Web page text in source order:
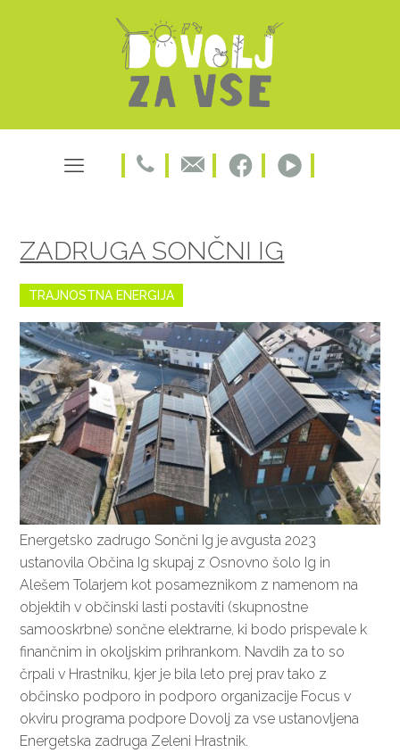
ZADRUGA SONČNI IG
TRAJNOSTNA ENERGIJA
Energetsko zadrugo Sončni Ig je avgusta 2023
ustanovila Občina Ig skupaj z Osnovno šolo Ig in
Alešem Tolarjem kot posameznikom z namenom na
objektih v občinski lasti postaviti (skupnostne
samooskrbne) sončne elektrarne, ki bodo prispevale k
finančnim in okoljskim prihrankom. Navdih za to so
črpali v Hrastniku, kjer je bila leto prej prav tako z
občinsko podporo in podporo organizacije Focus v
okviru programa podpore Dovolj za vse ustanovljena
Energetska zadruga Zeleni Hrastnik